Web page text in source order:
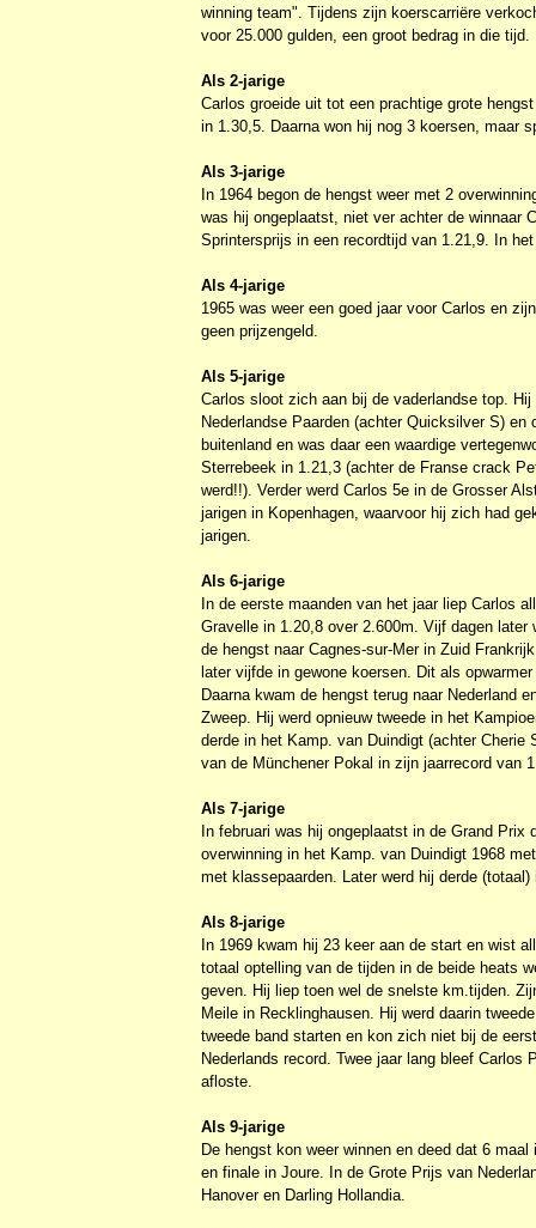
winning team". Tijdens zijn koerscarriëre
voor 25.000 gulden, een groot bedrag in die tijd.
Als 2-jarige
Carlos groeide uit tot een prachtige grote
in 1.30,5. Daarna won hij nog 3 koersen, maar
Als 3-jarige
In 1964 begon de hengst weer met 2
was hij ongeplaatst, niet ver achter de winnaar
Sprintersprijs in een recordtijd van 1.21,9. In
Als 4-jarige
1965 was weer een goed jaar voor Carlos en
geen prijzengeld.
Als 5-jarige
Carlos sloot zich aan bij de vaderlandse top.
Nederlandse Paarden (achter Quicksilver S)
buitenland en was daar een waardige
Sterrebeek in 1.21,3 (achter de Franse crack
werd!!). Verder werd Carlos 5e in de Grosser
jarigen in Kopenhagen, waarvoor hij zich had
jarigen.
Als 6-jarige
In de eerste maanden van het jaar liep Carlos
Gravelle in 1.20,8 over 2.600m. Vijf dagen
de hengst naar Cagnes-sur-Mer in Zuid
later vijfde in gewone koersen. Dit als
Daarna kwam de hengst terug naar Nederland
Zweep. Hij werd opnieuw tweede in het
derde in het Kamp. van Duindigt (achter
van de Münchener Pokal in zijn jaarrecord van
Als 7-jarige
In februari was hij ongeplaatst in de Grand
overwinning in het Kamp. van Duindigt 1968
met klassepaarden. Later werd hij derde
Als 8-jarige
In 1969 kwam hij 23 keer aan de start en wist
totaal optelling van de tijden in de beide heats
geven. Hij liep toen wel de snelste km.tijden.
Meile in Recklinghausen. Hij werd daarin
tweede band starten en kon zich niet bij de
Nederlands record. Twee jaar lang bleef Carlos
afloste.
Als 9-jarige
De hengst kon weer winnen en deed dat 6
en finale in Joure. In de Grote Prijs van
Hanover en Darling Hollandia.